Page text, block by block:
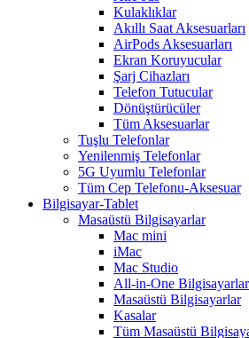
Kulaklıklar
Akıllı Saat Aksesuarları
AirPods Aksesuarları
Ekran Koruyucular
Şarj Cihazları
Telefon Tutucular
Dönüştürücüler
Tüm Aksesuarlar
Tuşlu Telefonlar
Yenilenmiş Telefonlar
5G Uyumlu Telefonlar
Tüm Cep Telefonu-Aksesuar
Bilgisayar-Tablet
Masaüstü Bilgisayarlar
Mac mini
iMac
Mac Studio
All-in-One Bilgisayarlar
Masaüstü Bilgisayarlar
Kasalar
Tüm Masaüstü